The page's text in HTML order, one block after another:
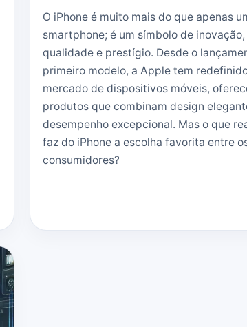
O iPhone é muito mais do que apenas
smartphone; é um símbolo de inovação,
qualidade e prestígio. Desde o
primeiro modelo, a Apple tem
mercado de dispositivos móveis,
produtos que combinam design
desempenho excepcional. Mas o que
faz do iPhone a escolha favorita entre
consumidores?